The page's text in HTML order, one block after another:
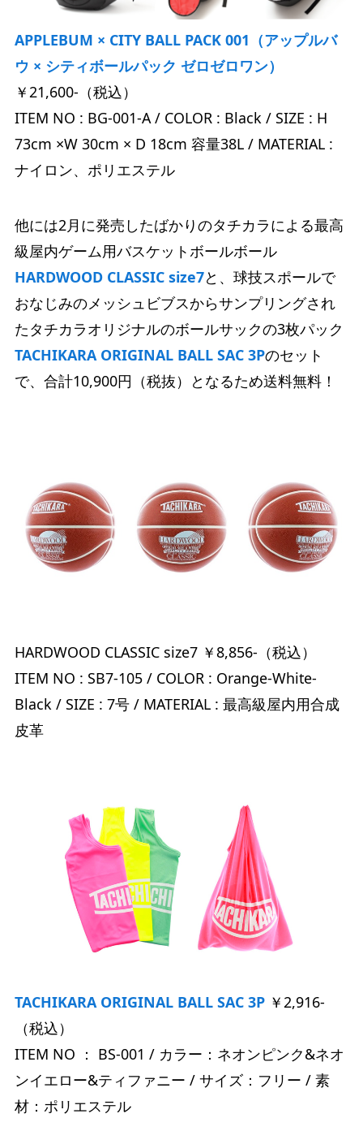
APPLEBUM × CITY BALL PACK 001（アップルバ
ウ × シティボールパック ゼロゼロワン）
￥21,600-（税込）
ITEM NO : BG-001-A / COLOR : Black / SIZE : H
73cm ×W 30cm × D 18cm 容量38L / MATERIAL :
ナイロン、ポリエステル
他には2月に発売したばかりのタチカラによる最高
級屋内ゲーム用バスケットボールボール
HARDWOOD CLASSIC size7と、球技スポールで
おなじみのメッシュビブスからサンプリングされ
たタチカラオリジナルのボールサックの3枚パック
TACHIKARA ORIGINAL BALL SAC 3Pのセット
で、合計10,900円（税抜）となるため送料無料！
HARDWOOD CLASSIC size7 ￥8,856-（税込）
ITEM NO : SB7-105 / COLOR : Orange-White-
Black / SIZE : 7号 / MATERIAL : 最高級屋内用合成
皮革
TACHIKARA ORIGINAL BALL SAC 3P￥2,916-
（税込）
ITEM NO ： BS-001 / カラー：ネオンピンク&ネオ
ンイエロー&ティファニー / サイズ：フリー / 素
材：ポリエステル